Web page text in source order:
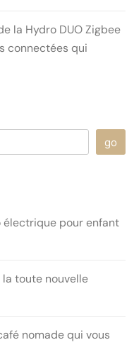
la Hydro DUO Zigbee
connectées qui
go
électrique pour enfant
toute nouvelle
nomade qui vous